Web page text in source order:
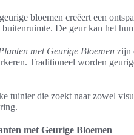
bloemen creëert een
De geur kan het
met Geurige Bloemen zijn
Traditioneel worden
tuinier die zoekt naar zowel
met Geurige Bloemen